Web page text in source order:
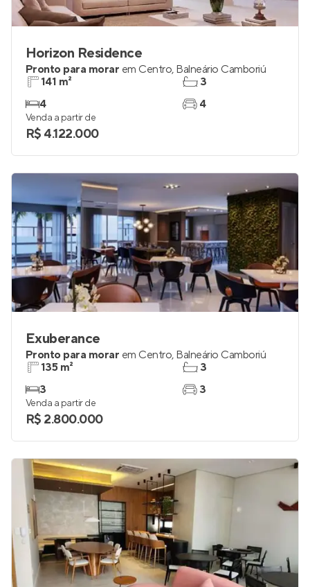
Horizon Residence
Pronto para morar em Centro, Balneário Camboriú
141 m²
4
3
4
Venda a partir de
R$ 4.122.000
Exuberance
Pronto para morar em Centro, Balneário Camboriú
135 m²
3
3
3
Venda a partir de
R$ 2.800.000